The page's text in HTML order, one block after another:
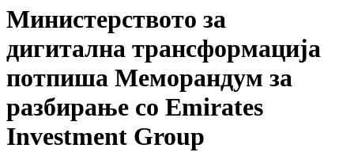
Министерството за
дигитална трансформација
потпиша Меморандум за
разбирање со Emirates
Investment Group